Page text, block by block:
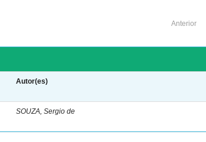
Anterior
Autor(es)
SOUZA, Sergio de